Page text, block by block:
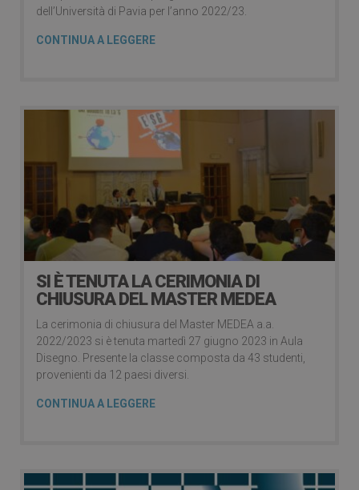
dell’Università di Pavia per l’anno 2022/23.
CONTINUA A LEGGERE
SI È TENUTA LA CERIMONIA DI
CHIUSURA DEL MASTER MEDEA
La cerimonia di chiusura del Master MEDEA a.a.
2022/2023 si è tenuta martedì 27 giugno 2023 in Aula
Disegno. Presente la classe composta da 43 studenti,
provenienti da 12 paesi diversi.
CONTINUA A LEGGERE